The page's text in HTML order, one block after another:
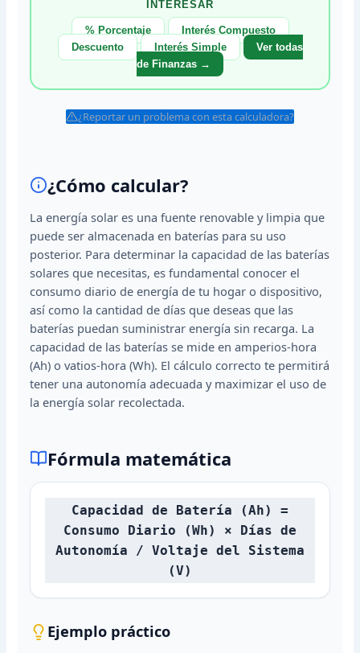
INTERESAR
% Porcentaje
Interés Compuesto
Descuento
Interés Simple
Ver todas
de Finanzas →
¿Reportar un problema con esta calculadora?
¿Cómo calcular?
La energía solar es una fuente renovable y limpia que
puede ser almacenada en baterías para su uso
posterior. Para determinar la capacidad de las baterías
solares que necesitas, es fundamental conocer el
consumo diario de energía de tu hogar o dispositivo,
así como la cantidad de días que deseas que las
baterías puedan suministrar energía sin recarga. La
capacidad de las baterías se mide en amperios-hora
(Ah) o vatios-hora (Wh). El cálculo correcto te permitirá
tener una autonomía adecuada y maximizar el uso de
la energía solar recolectada.
Fórmula matemática
Capacidad de Batería (Ah) =
Consumo Diario (Wh) × Días de
Autonomía / Voltaje del Sistema
(V)
Ejemplo práctico